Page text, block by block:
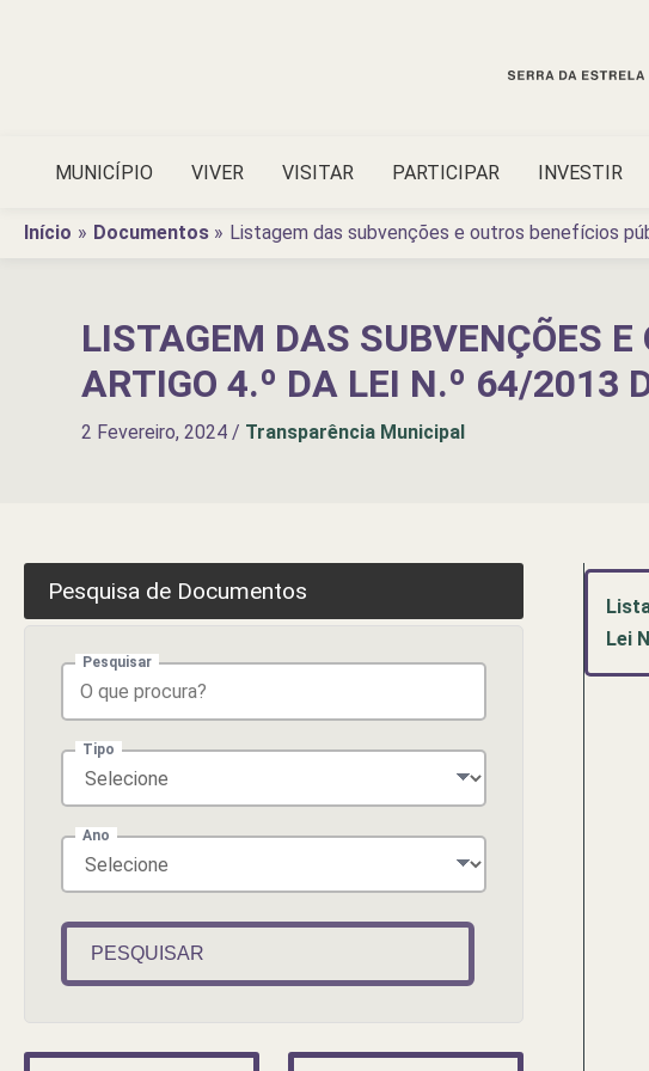
MUNICÍPIO VIVER VISITAR PARTICIPAR INVESTIR
Início Documentos Listagem das subvenções e outros benefícios
LISTAGEM DAS SUBVENÇÕES
ARTIGO 4.º DA LEI N.º 64/2013
2 Fevereiro, 2024 / Transparência Municipal
Lei
Pesquisa de Documentos
Pesquisar
Tipo
Ano
PESQUISAR